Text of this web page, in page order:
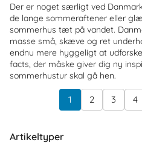
Der er noget særligt ved
de lange sommeraftener eller
sommerhus tæt på vandet.
masse små, skæve og ret
endnu mere hyggeligt at
facts, der måske giver dig ny
sommerhustur skal gå hen.
1 2 3 4
Artikeltyper